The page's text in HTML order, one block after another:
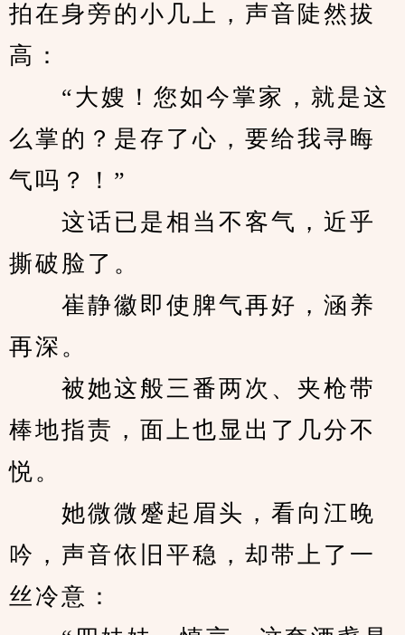
拍在身旁的小几上，声音陡然拔
高：
“大嫂！您如今掌家，就是这
么掌的？是存了心，要给我寻晦
气吗？！”
这话已是相当不客气，近乎
撕破脸了。
崔静徽即使脾气再好，涵养
再深。
被她这般三番两次、夹枪带
棒地指责，面上也显出了几分不
悦。
她微微蹙起眉头，看向江晚
吟，声音依旧平稳，却带上了一
丝冷意：